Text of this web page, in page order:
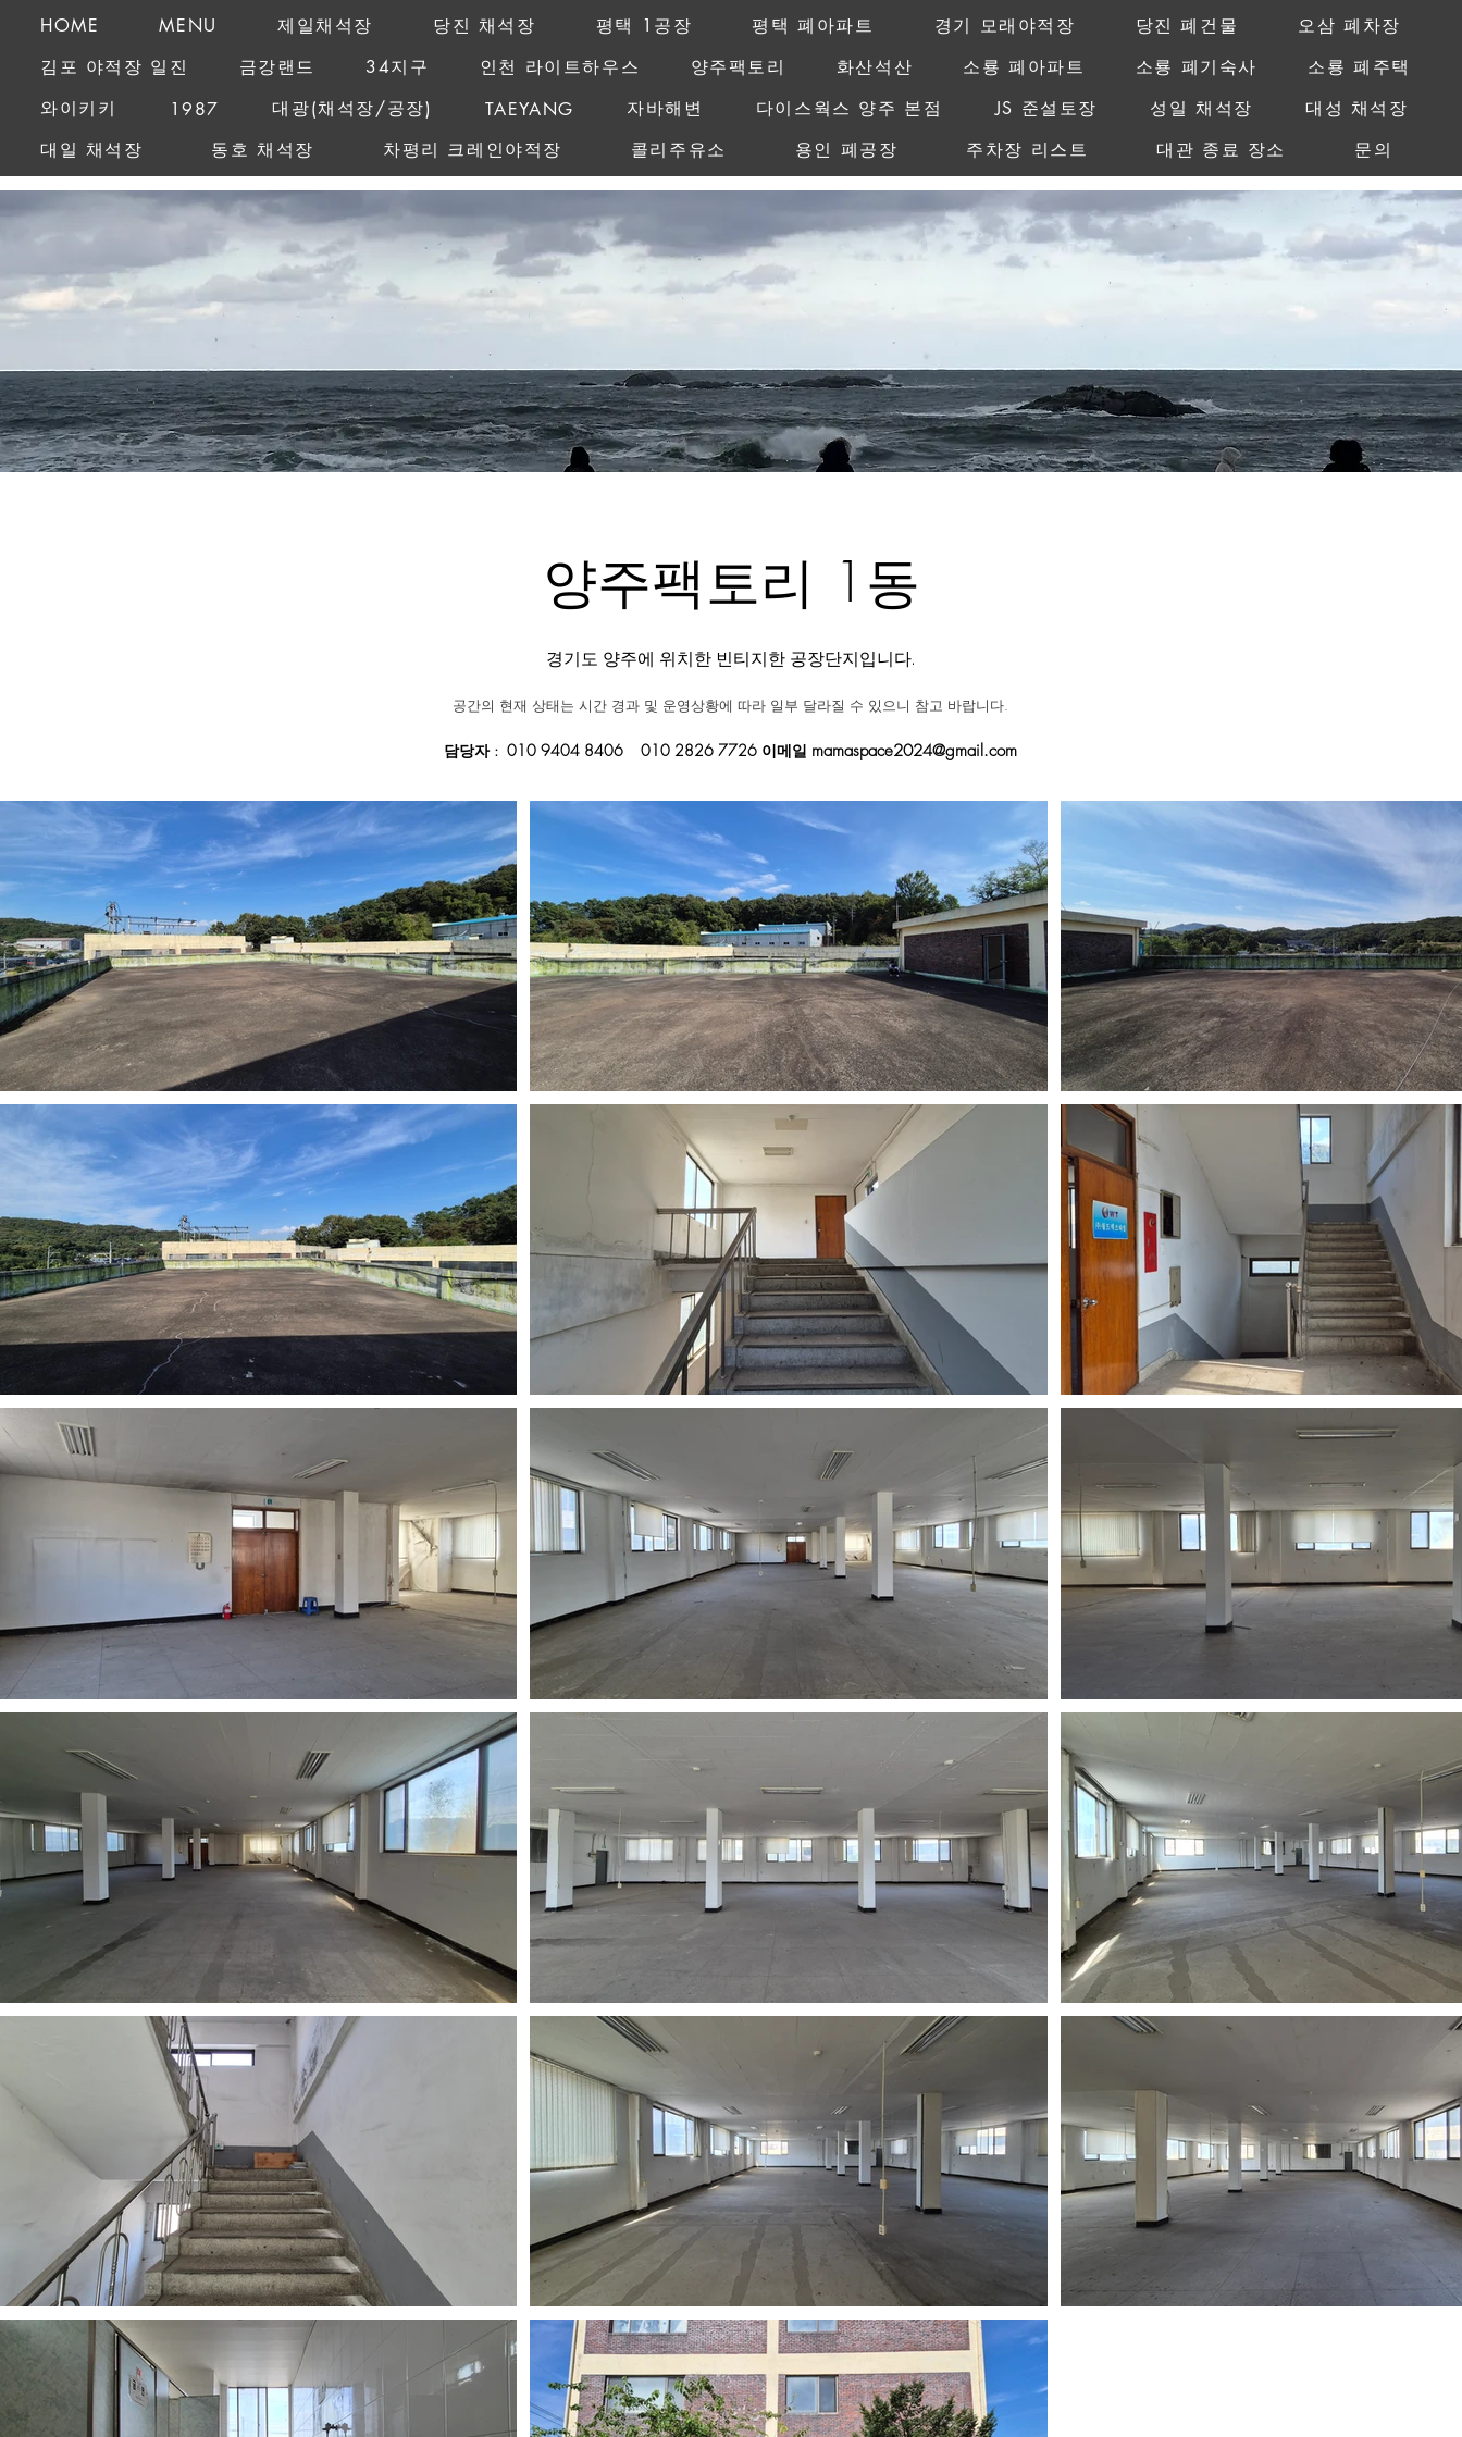
HOME MENU 제일채석장 당진 채석장 평택 1공장 평택 폐아파트 경기 모래야적장 당진 폐건물
오삼 폐차장
김포 야적장 일진
금강랜드 34지구 인천 라이트하우스 양주팩토리 화산석산 소룡 폐아파트 소룡 폐기숙사
소룡 폐주택
와이키키
1987 대광(채석장/공장) TAEYANG 자바해변 다이스웍스 양주 본점 JS 준설토장 성일 채석장
대성 채석장
대일 채석장
동호 채석장 차평리 크레인야적장 콜리주유소 용인 폐공장 주차장 리스트 대관 종료 장소 문의
양주팩토리 1동
경기도 양주에 위치한 빈티지한 공장단지입니다.
공간의 현재 상태는 시간 경과 및 운영상황에 따라 일부 달라질 수 있으니 참고 바랍니다.​
담당자 : 010 9404 8406 010 2826 7726 이메일 mamaspace2024@gmail.com
MAMAGO